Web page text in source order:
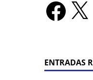
ENTRADAS